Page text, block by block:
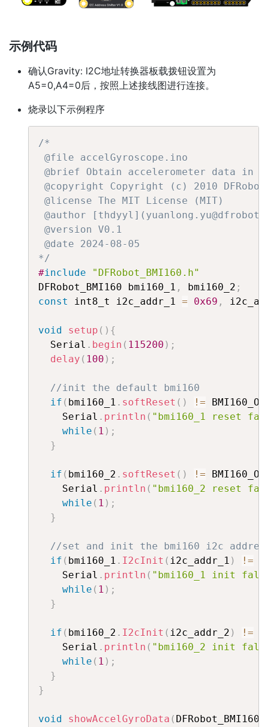
示例代码
确认Gravity: I2C地址转换器板载拨钮设置为
A5=0,A4=0后，按照上述接线图进行连接。
烧录以下示例程序
/*
@file accelGyroscope.ino
@brief Obtain accelerometer data in
@copyright Copyright (c) 2010
@license The MIT License (MIT)
@author
@version V0.1
@date 2024-08-05
*/
#include
"DFRobot_BMI160.h"
DFRobot_BMI160 bmi160_1 , bmi160_2 ;
const
int8_t i2c_addr_1 = 0x69 ,
void setup ( ) {
  Serial
. begin ( 115200 ) ;
delay ( 100 ) ;
//init the default bmi160
if ( bmi160_1 . softReset ( ) != BMI160_OK
    Serial
. println ( "bmi160_1 reset
while ( 1 ) ;
}
if ( bmi160_2 . softReset ( ) != BMI160_OK
    Serial
. println ( "bmi160_2 reset
while ( 1 ) ;
}
//set and init the bmi160 i2c
if ( bmi160_1 . I2cInit ( i2c_addr_1 ) !=
    Serial
. println ( "bmi160_1 init
while ( 1 ) ;
}
if ( bmi160_2 . I2cInit ( i2c_addr_2 ) !=
    Serial
. println ( "bmi160_2 init
while ( 1 ) ;
}
}
void showAccelGyroData ( DFRobot_BMI160